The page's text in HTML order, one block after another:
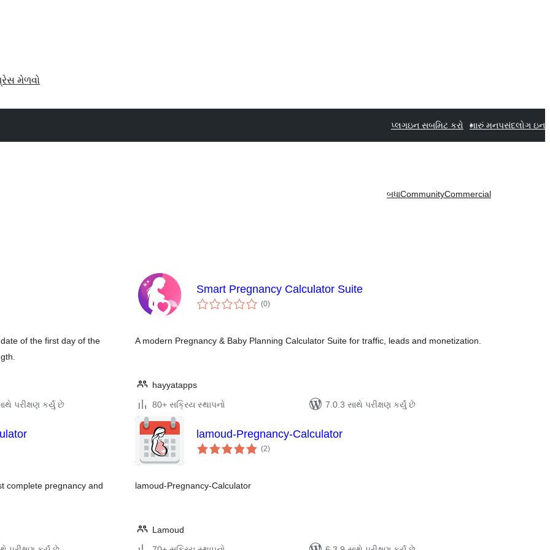
મેળવો
પ્લગઇન સબમિટ કરો મારું મનપસંદલોગ ઇન
બધાCommunityCommercial
of the first day of the
પરીક્ષણ કર્યું છે
Smart Pregnancy Calculator Suite
(0કુલ
રેટિંગ્સ
)
A modern Pregnancy & Baby Planning Calculator Suite for traffic, leads and monetization.
hayyatapps
80+ સક્રિય સ્થાપનો
7.0.3 સાથે પરીક્ષણ કર્યું છે
complete pregnancy and
lamoud-Pregnancy-Calculator
(2કુલ
રેટિંગ્સ
)
lamoud-Pregnancy-Calculator
Lamoud